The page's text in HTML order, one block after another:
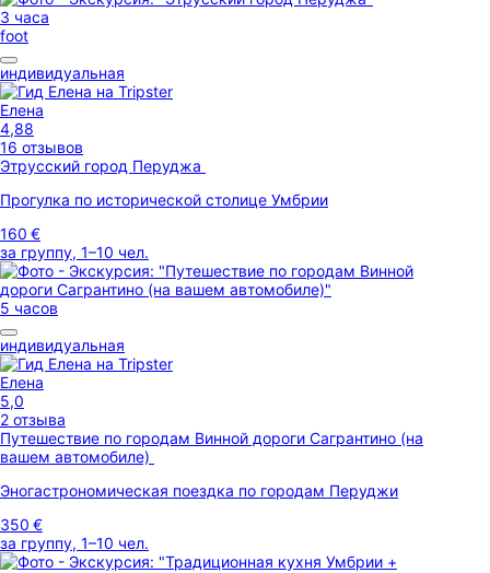
3 часа
foot
индивидуальная
Елена
4,88
16 отзывов
Этрусский город Перуджа
Прогулка по исторической столице Умбрии
160 €
за группу, 1–10 чел.
5 часов
индивидуальная
Елена
5,0
2 отзыва
Путешествие по городам Винной дороги Сагрантино (на
вашем автомобиле)
Эногастрономическая поездка по городам Перуджи
350 €
за группу, 1–10 чел.